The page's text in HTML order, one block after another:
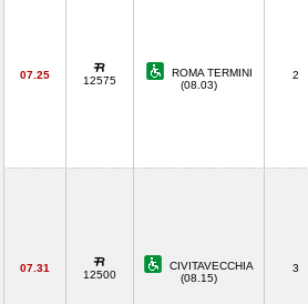
07.25 12575
ROMA TERMINI
(08.03)
2
07.31
12500
CIVITAVECCHIA
(08.15)
3